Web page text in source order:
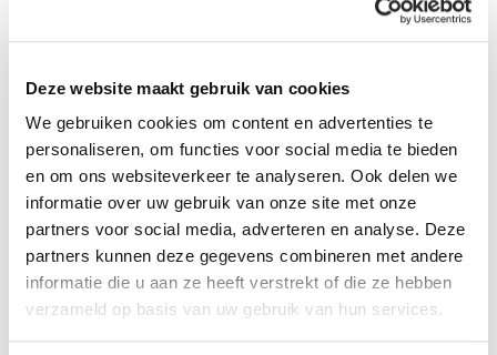
Deze website maakt gebruik van cookies
We gebruiken cookies om content en advertenties te
personaliseren, om functies voor social media te bieden
en om ons websiteverkeer te analyseren. Ook delen we
informatie over uw gebruik van onze site met onze
partners voor social media, adverteren en analyse. Deze
partners kunnen deze gegevens combineren met andere
informatie die u aan ze heeft verstrekt of die ze hebben
verzameld op basis van uw gebruik van hun services.
actie te komen voor de MAF.
We gaan steppen, fietsen en rennen door de mooie
Alblasserwaard! 20, 40 of zelfs 60 kilometer lang.
Omdat het kan, omdat het mag, en omdat het leuk is.
Maar bovenal: om ons in te zetten voor anderen die
het hard nodig hebben!
Door geld in te zamelen, hopen we bij te dragen aan
de missie van MAF: door het inzetten van vliegtuigen
en communicatiemiddelen kan hulp worden geboden
en kan het Evangelie van Jezus Christus worden
gebracht aan mensen die wonen in moeilijk
bereikbare gebieden.
€ 7.900,00van de€ 5.000,00opgehaald
Nog0dagen